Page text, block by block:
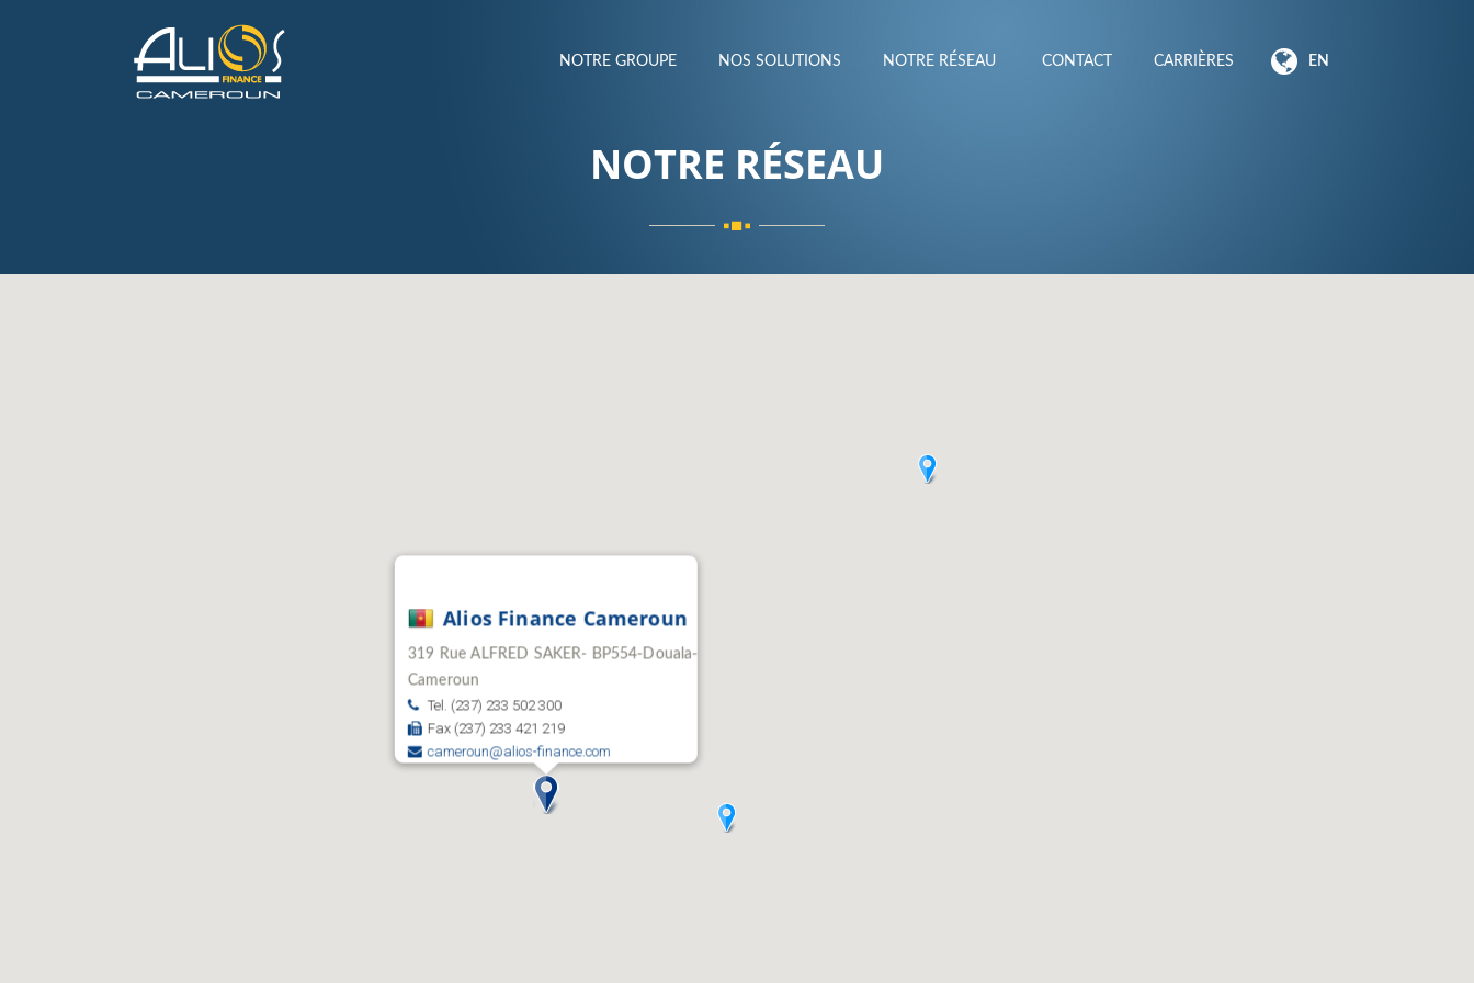
EN
NOTRE GROUPE NOS SOLUTIONS NOTRE RÉSEAU CONTACT CARRIÈRES
NOTRE RÉSEAU
Alios Finance Cameroun
319 Rue ALFRED SAKER- BP554-Douala-
Cameroun
Tel. (237) 233 502 300
Fax (237) 233 421 219
cameroun@alios-finance.com